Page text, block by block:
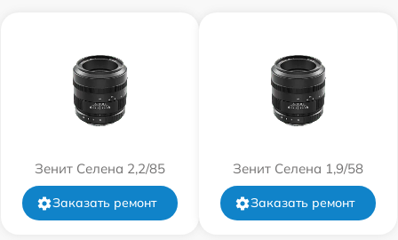
от 60 мин
Зенит Селена 2,2/85
Заказать ремонт
Зенит Селена 1,9/58
Заказать ремонт